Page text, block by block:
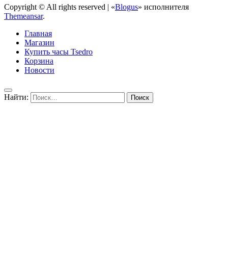
Copyright © All rights reserved | «Blogus» исполнителя
Themeansar.
Главная
Магазин
Купить часы Tsedro
Корзина
Новости
Найти: